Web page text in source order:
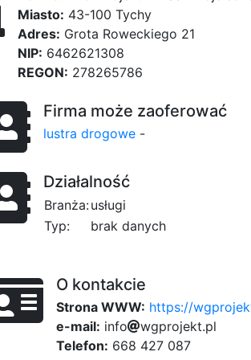
Miasto: 43-100 Tychy
Adres: Grota Roweckiego 21
NIP: 6462621308
REGON: 278265786
Firma może zaoferować
lustra drogowe -
Działalność
Branża:usługi
Typ:
brak danych
O kontakcie
Strona WWW: https://
e-mail: info4a6
wgf4d
pr00
ojekt1a6
.pl
Telefon: 668 427 087